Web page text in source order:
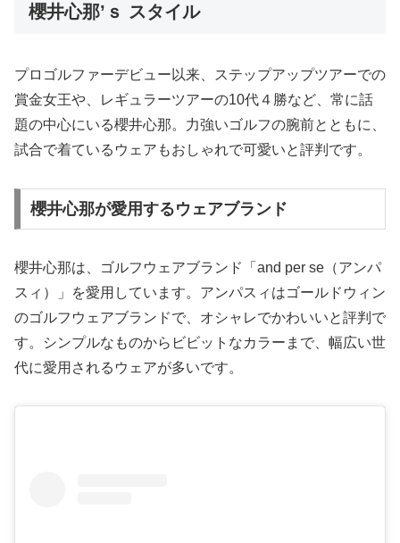
櫻井心那’ｓ スタイル
プロゴルファーデビュー以来、ステップアップツアーでの
賞金女王や、レギュラーツアーの10代４勝など、常に話
題の中心にいる櫻井心那。力強いゴルフの腕前とともに、
試合で着ているウェアもおしゃれで可愛いと評判です。
櫻井心那が愛用するウェアブランド
櫻井心那は、ゴルフウェアブランド「and per se（アンパ
スィ）」を愛用しています。アンパスィはゴールドウィン
のゴルフウェアブランドで、オシャレでかわいいと評判で
す。シンプルなものからビビットなカラーまで、幅広い世
代に愛用されるウェアが多いです。